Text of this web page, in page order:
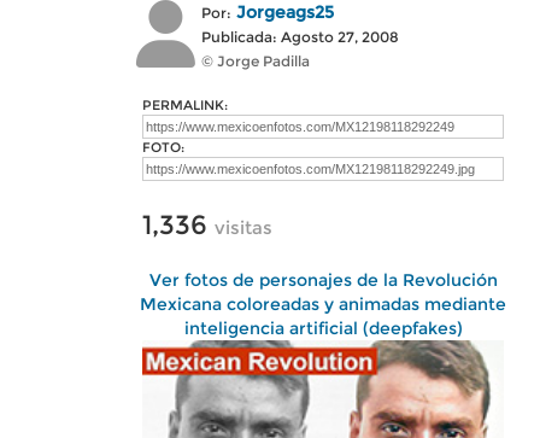
Por: Jorgeags25
Publicada: Agosto 27, 2008
© Jorge Padilla
PERMALINK:
FOTO:
1,336 visitas
Ver fotos de personajes de la Revolución
Mexicana coloreadas y animadas mediante
inteligencia artificial (deepfakes)